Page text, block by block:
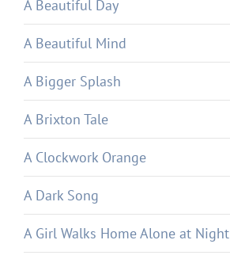
A Beautiful Day
A Beautiful Mind
A Bigger Splash
A Brixton Tale
A Clockwork Orange
A Dark Song
A Girl Walks Home Alone at Night